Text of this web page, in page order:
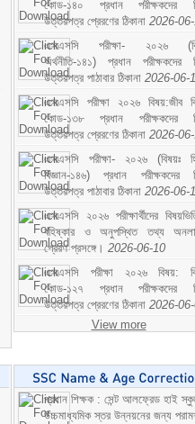
কোড-১৪০ প্রধান পরীক্ষকদের
উত্তরপত্র প্রেরণের ঠিকানা 2026-
এসএসসি পরীক্ষা- ২০২৬
অর্থনীতি-১৪১) প্রধান পরীক্ষকদের
উত্তরপত্র পাঠাবার ঠিকানা 2026-06-
এসএসসি পরীক্ষা ২০২৬ বিষয়:জীব
কোড-১৩৮ প্রধান পরীক্ষকদের
উত্তরপত্র প্রেরণের ঠিকানা 2026-
এসএসসি পরীক্ষা- ২০২৬ (বিষয়ঃ
বিজ্ঞান-১৪৬) প্রধান পরীক্ষকদের
উত্তরপত্র পাঠাবার ঠিকানা 2026-06-
এসএসসি ২০২৬ পরীক্ষার্থীদের
বহিষ্কার ও অনুপস্থিত তথ্য
প্রেরণ প্রসঙ্গে। 2026-06-10
এসএসসি পরীক্ষা ২০২৬ বিষয়:
কোড-১২৭ প্রধান পরীক্ষকদের
উত্তরপত্র প্রেরণের ঠিকানা 2026-
View more
প্রধান শিক্ষক : সেন্ট আলফ্রেড হাই
উচ্চমাধ্যমিক স্তর উন্নয়নের জন্য